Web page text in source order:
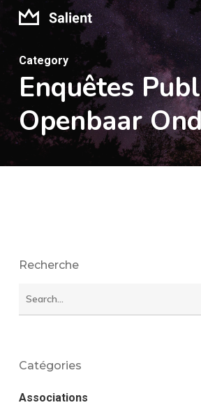
Skip
main
content
Category
Enquêtes
Openbaar
Recherche
Catégories
Associations